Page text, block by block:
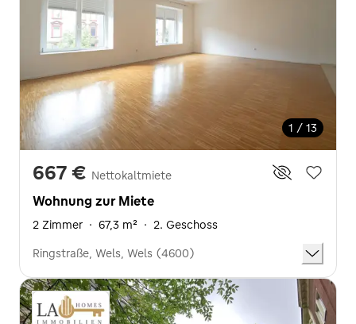
1 / 13
667 € Nettokaltmiete
Wohnung zur Miete
2 Zimmer · 67,3 m² · 2. Geschoss
Ringstraße, Wels, Wels (4600)